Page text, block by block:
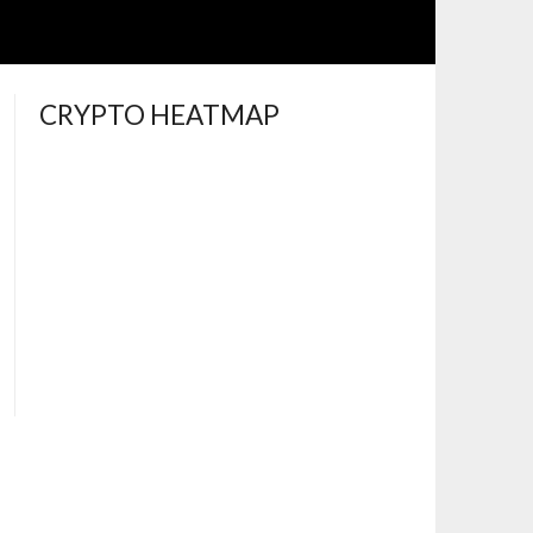
CRYPTO HEATMAP